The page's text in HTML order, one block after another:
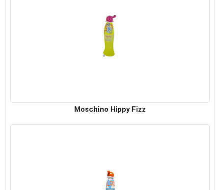
Moschino Hippy Fizz